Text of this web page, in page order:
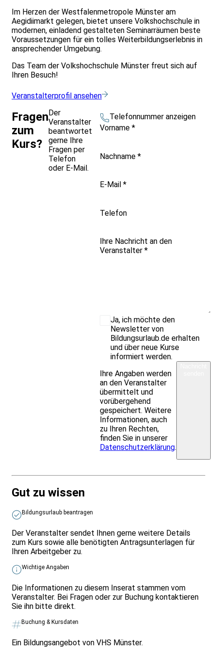
Im Herzen der Westfalenmetropole Münster am
Aegidiimarkt gelegen, bietet unsere Volkshochschule in
modernen, einladend gestalteten Seminarräumen beste
Voraussetzungen für ein tolles Weiterbildungserlebnis in
ansprechender Umgebung.
Das Team der Volkshochschule Münster freut sich auf
Ihren Besuch!
Veranstalterprofil ansehen
Fragen
zum
Kurs?
Der
Veranstalter
beantwortet
gerne Ihre
Fragen per
Telefon
oder E-Mail.
Telefonnummer anzeigen
Vorname *
Nachname *
E-Mail *
Telefon
Ihre Nachricht an den
Veranstalter *
Ja, ich möchte den
Newsletter von
Bildungsurlaub.de erhalten
und über neue Kurse
informiert werden.
Ihre Angaben werden
an den Veranstalter
übermittelt und
vorübergehend
gespeichert. Weitere
Informationen, auch
zu Ihren Rechten,
finden Sie in unserer
Datenschutzerklärung.
Gut zu wissen
Bildungsurlaub beantragen
Der Veranstalter sendet Ihnen gerne weitere Details
zum Kurs sowie alle benötigten Antragsunterlagen für
Ihren Arbeitgeber zu.
Wichtige Angaben
Die Informationen zu diesem Inserat stammen vom
Veranstalter. Bei Fragen oder zur Buchung kontaktieren
Sie ihn bitte direkt.
Buchung & Kursdaten
Ein Bildungsangebot von VHS Münster.